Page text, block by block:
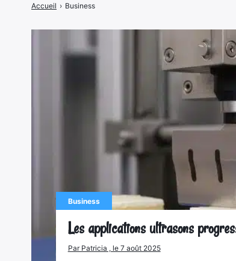
Accueil › Business
Business
Les applications ultrasons
Par Patricia , le 7 août 2025